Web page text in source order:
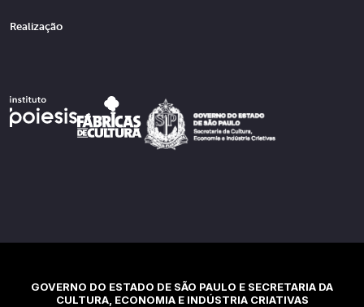
Realização
GOVERNO DO ESTADO DE SÃO PAULO E SECRETARIA DA
CULTURA, ECONOMIA E INDÚSTRIA CRIATIVAS